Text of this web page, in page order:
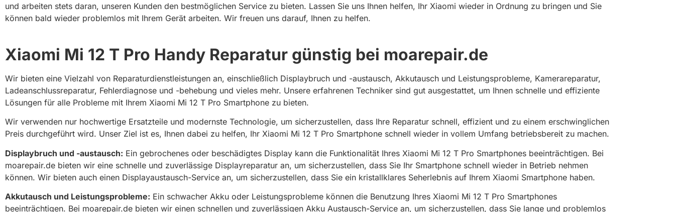
und arbeiten stets daran, unseren Kunden den bestmöglichen Service zu bieten. Lassen Sie uns Ihnen helfen, Ihr Xiaomi wieder in Ordnung zu bringen und Sie
können bald wieder problemlos mit Ihrem Gerät arbeiten. Wir freuen uns darauf, Ihnen zu helfen.
Xiaomi Mi 12 T Pro Handy Reparatur günstig bei moarepair.de​
Wir bieten eine Vielzahl von Reparaturdienstleistungen an, einschließlich Displaybruch und -austausch, Akkutausch und Leistungsprobleme, Kamerareparatur,
Ladeanschlussreparatur, Fehlerdiagnose und -behebung und vieles mehr. Unsere erfahrenen Techniker sind gut ausgestattet, um Ihnen schnelle und effiziente
Lösungen für alle Probleme mit Ihrem Xiaomi Mi 12 T Pro Smartphone zu bieten.
Wir verwenden nur hochwertige Ersatzteile und modernste Technologie, um sicherzustellen, dass Ihre Reparatur schnell, effizient und zu einem erschwinglichen
Preis durchgeführt wird. Unser Ziel ist es, Ihnen dabei zu helfen, Ihr Xiaomi Mi 12 T Pro Smartphone schnell wieder in vollem Umfang betriebsbereit zu machen.
Displaybruch und -austausch: Ein gebrochenes oder beschädigtes Display kann die Funktionalität Ihres Xiaomi Mi 12 T Pro Smartphones beeinträchtigen. Bei
moarepair.de bieten wir eine schnelle und zuverlässige Displayreparatur an, um sicherzustellen, dass Sie Ihr Smartphone schnell wieder in Betrieb nehmen
können. Wir bieten auch einen Displayaustausch-Service an, um sicherzustellen, dass Sie ein kristallklares Seherlebnis auf Ihrem Xiaomi Smartphone haben.
Akkutausch und Leistungsprobleme: Ein schwacher Akku oder Leistungsprobleme können die Benutzung Ihres Xiaomi Mi 12 T Pro Smartphones
beeinträchtigen. Bei moarepair.de bieten wir einen schnellen und zuverlässigen Akku Austausch-Service an, um sicherzustellen, dass Sie lange und problemlos